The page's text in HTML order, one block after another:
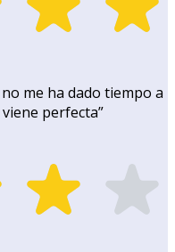
me ha dado tiempo a
perfecta”